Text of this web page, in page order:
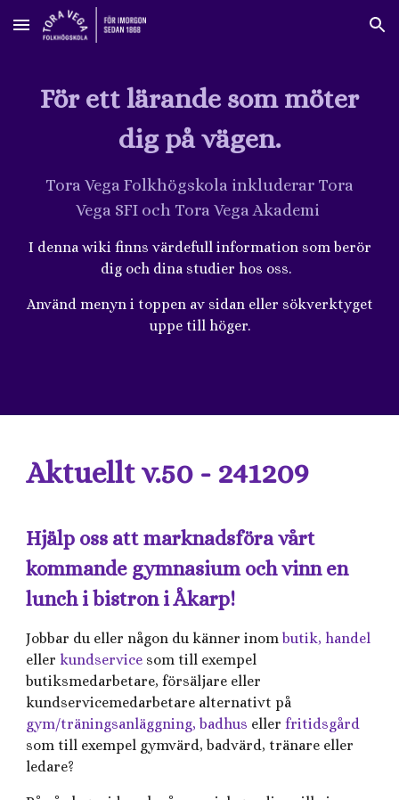
Skip to main content Skip to navigation
För ett lärande som möter
dig på vägen.
Tora Vega Folkhögskola inkluderar Tora
Vega SFI och Tora Vega Akademi
I denna wiki finns värdefull information som berör
dig och dina studier hos oss.
Använd menyn i toppen av sidan eller sökverktyget
uppe till höger.
Aktuellt v.50 - 241209
Hjälp oss att marknadsföra vårt
kommande gymnasium och vinn en
lunch i bistron i Åkarp!
Jobbar du eller någon du känner inombutik, handel
eller kundservice som till exempel
butiksmedarbetare, försäljare eller
kundservicemedarbetare alternativt på
gym/träningsanläggning, badhus ellerfritidsgård
som till exempel gymvärd, badvärd, tränare eller
ledare?